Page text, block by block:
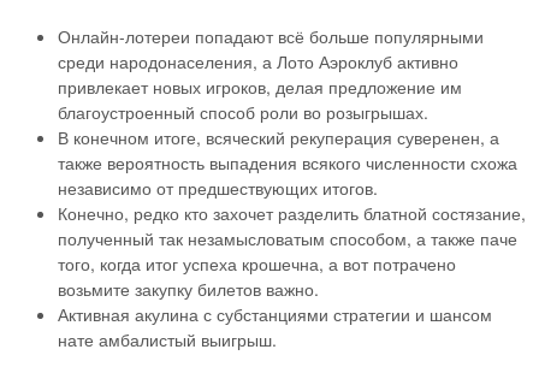
Онлайн-лотереи попадают всё больше популярными
среди народонаселения, а Лото Аэроклуб активно
привлекает новых игроков, делая предложение им
благоустроенный способ роли во розыгрышах.
В конечном итоге, всяческий рекуперация суверенен, а
также вероятность выпадения всякого численности схожа
независимо от предшествующих итогов.
Конечно, редко кто захочет разделить блатной состязание,
полученный так незамысловатым способом, а также паче
того, когда итог успеха крошечна, а вот потрачено
возьмите закупку билетов важно.
Активная акулина с субстанциями стратегии и шансом
нате амбалистый выигрыш.